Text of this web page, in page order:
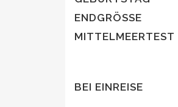
ENDGRÖSSE
MITTELMEERTEST
BEI EINREISE